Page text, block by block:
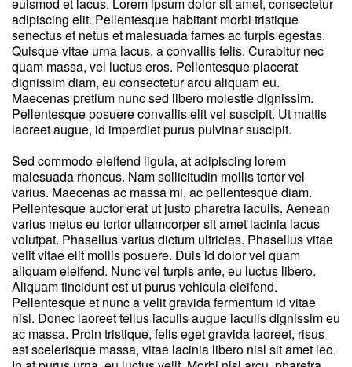
adipiscing elit. Pellentesque habitant morbi tristique
senectus et netus et malesuada fames ac turpis egestas.
Quisque vitae urna lacus, a convallis felis. Curabitur nec
quam massa, vel luctus eros. Pellentesque placerat
dignissim diam, eu consectetur arcu aliquam eu.
Maecenas pretium nunc sed libero molestie dignissim.
Pellentesque posuere convallis elit vel suscipit. Ut mattis
laoreet augue, id imperdiet purus pulvinar suscipit.
Sed commodo eleifend ligula, at adipiscing lorem
malesuada rhoncus. Nam sollicitudin mollis tortor vel
varius. Maecenas ac massa mi, ac pellentesque diam.
Pellentesque auctor erat ut justo pharetra iaculis. Aenean
varius metus eu tortor ullamcorper sit amet lacinia lacus
volutpat. Phasellus varius dictum ultricies. Phasellus vitae
velit vitae elit mollis posuere. Duis id dolor vel quam
aliquam eleifend. Nunc vel turpis ante, eu luctus libero.
Aliquam tincidunt est ut purus vehicula eleifend.
Pellentesque et nunc a velit gravida fermentum id vitae
nisl. Donec laoreet tellus iaculis augue iaculis dignissim eu
ac massa. Proin tristique, felis eget gravida laoreet, risus
est scelerisque massa, vitae lacinia libero nisl sit amet leo.